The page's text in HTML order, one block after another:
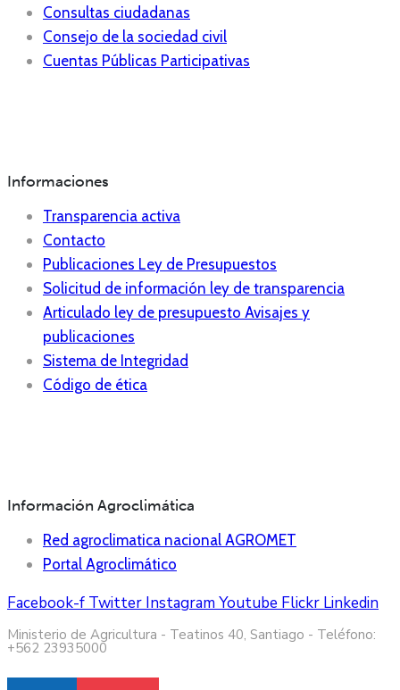
Consultas ciudadanas
Consejo de la sociedad civil
Cuentas Públicas Participativas
Informaciones
Transparencia activa
Contacto
Publicaciones Ley de Presupuestos
Solicitud de información ley de transparencia
Articulado ley de presupuesto Avisajes y
publicaciones
Sistema de Integridad
Código de ética
Información Agroclimática
Red agroclimatica nacional AGROMET
Portal Agroclimático
Facebook-f Twitter InstagramYoutube Flickr Linkedin
Ministerio de Agricultura - Teatinos 40, Santiago - Teléfono:
+562 23935000